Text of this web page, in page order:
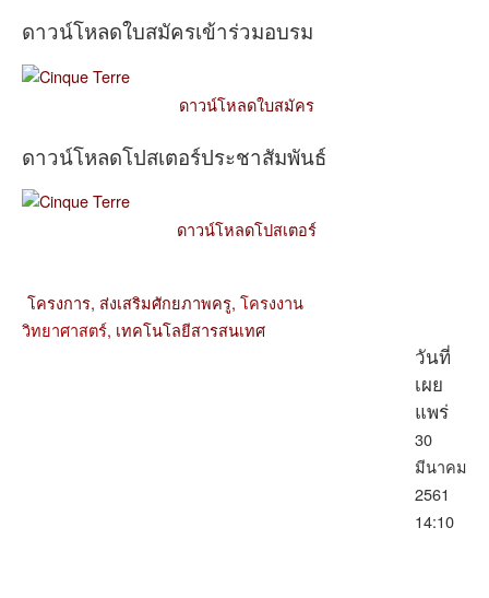
ดาวน์โหลดใบสมัครเข้าร่วมอบรม
ดาวน์โหลดใบสมัคร
ดาวน์โหลดโปสเตอร์ประชาสัมพันธ์
ดาวน์โหลดโปสเตอร์
โครงการ, ส่งเสริมศักยภาพครู, โครงงาน
วิทยาศาสตร์, เทคโนโลยีสารสนเทศ
วันที่
เผย
แพร่
30
มีนาคม
2561
14:10